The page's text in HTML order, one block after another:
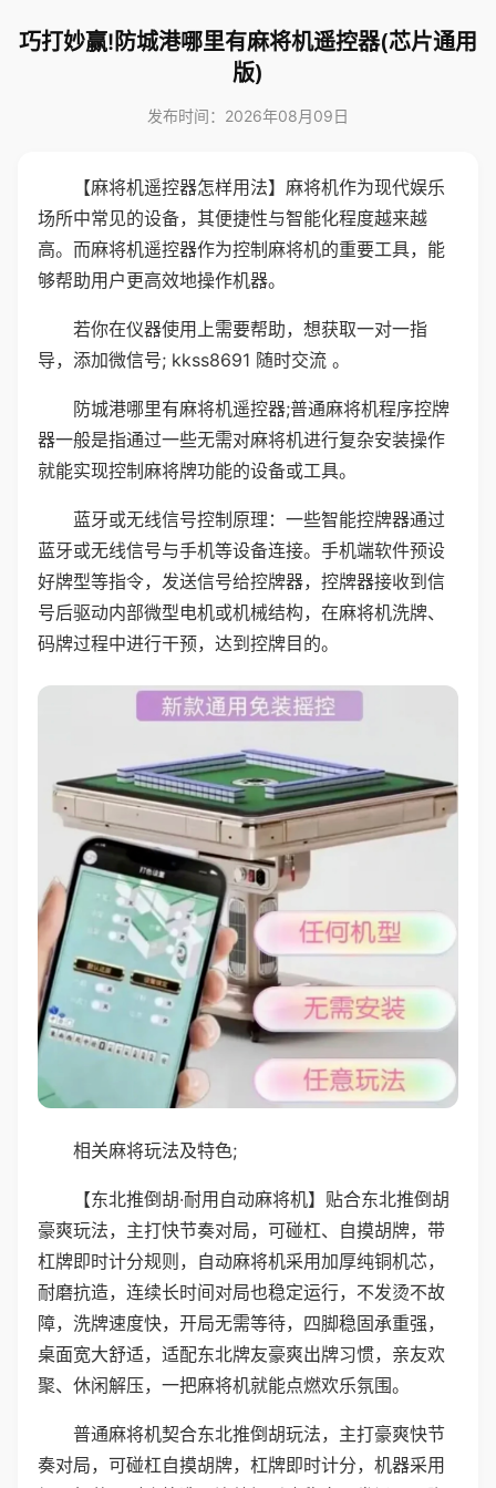
巧打妙赢!防城港哪里有麻将机遥控器(芯片通用
版)
发布时间：2026年08月09日
【麻将机遥控器怎样用法】麻将机作为现代娱乐
场所中常见的设备，其便捷性与智能化程度越来越
高。而麻将机遥控器作为控制麻将机的重要工具，能
够帮助用户更高效地操作机器。
若你在仪器使用上需要帮助，想获取一对一指
导，添加微信号; kkss8691 随时交流 。
防城港哪里有麻将机遥控器;普通麻将机程序控牌
器一般是指通过一些无需对麻将机进行复杂安装操作
就能实现控制麻将牌功能的设备或工具。
蓝牙或无线信号控制原理：一些智能控牌器通过
蓝牙或无线信号与手机等设备连接。手机端软件预设
好牌型等指令，发送信号给控牌器，控牌器接收到信
号后驱动内部微型电机或机械结构，在麻将机洗牌、
码牌过程中进行干预，达到控牌目的。
相关麻将玩法及特色;
【东北推倒胡·耐用自动麻将机】贴合东北推倒胡
豪爽玩法，主打快节奏对局，可碰杠、自摸胡牌，带
杠牌即时计分规则，自动麻将机采用加厚纯铜机芯，
耐磨抗造，连续长时间对局也稳定运行，不发烫不故
障，洗牌速度快，开局无需等待，四脚稳固承重强，
桌面宽大舒适，适配东北牌友豪爽出牌习惯，亲友欢
聚、休闲解压，一把麻将机就能点燃欢乐氛围。
普通麻将机契合东北推倒胡玩法，主打豪爽快节
奏对局，可碰杠自摸胡牌，杠牌即时计分，机器采用